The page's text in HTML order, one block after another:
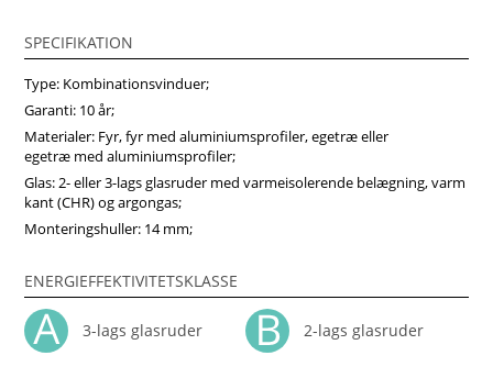
at vælge vores produkter fra midten af træ, som vil sikre
større produktstabilitet, holdbarhed og i høj grad forlænge
produktets levetid. Køb vinduer i Vinduerpro onlinebutik til
billige priser. Vi sikrer høj kombinationsvindue kvalitet og
hurtig levering.
SPECIFIKATION
Type: Kombinationsvinduer;
Garanti: 10 år;
Materialer: Fyr, fyr med aluminiumsprofiler, egetræ eller
egetræ med aluminiumsprofiler;
Glas: 2- eller 3-lags glasruder med varmeisolerende belægning, varm
kant (CHR) og argongas;
Monteringshuller: 14 mm;
ENERGIEFFEKTIVITETSKLASSE
3-lags glasruder 2-lags glasruder